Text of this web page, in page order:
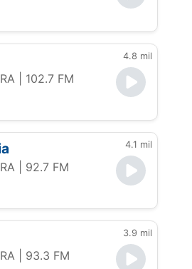
4.8 mil
| 102.7 FM
4.1 mil
| 92.7 FM
3.9 mil
| 93.3 FM